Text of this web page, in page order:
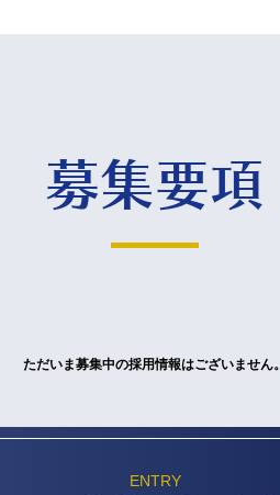
募集要項
ただいま募集中の採用情報はございません。
ENTRY